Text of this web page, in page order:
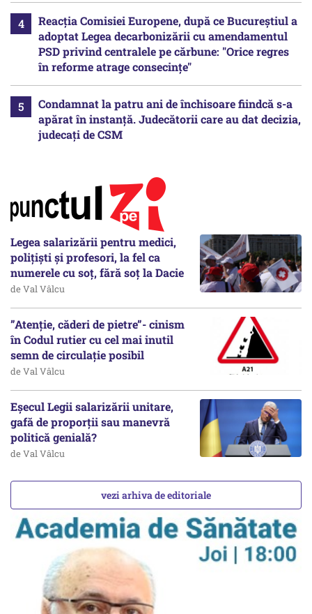
Reacția Comisiei Europene, după ce Bucureștiul a
adoptat Legea decarbonizării cu amendamentul
PSD privind centralele pe cărbune: "Orice regres
în reforme atrage consecințe"
Condamnat la patru ani de închisoare fiindcă s-a
apărat în instanță. Judecătorii care au dat decizia,
judecați de CSM
Legea salarizării pentru medici,
polițiști și profesori, la fel ca
numerele cu soț, fără soț la Dacie
de Val Vâlcu
”Atenție, căderi de pietre”- cinism
în Codul rutier cu cel mai inutil
semn de circulație posibil
de Val Vâlcu
Eșecul Legii salarizării unitare,
gafă de proporții sau manevră
politică genială?
de Val Vâlcu
vezi arhiva de editoriale